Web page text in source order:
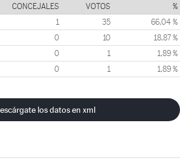
CONCEJALES VOTOS %
1 35 66,04 %
0 10 18,87 %
0 1 1,89 %
0 1 1,89 %
los datos en xml